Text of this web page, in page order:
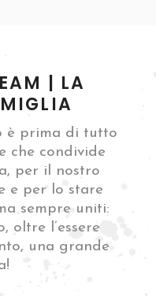
| LA
è prima di tutto
che condivide
per il nostro
e per lo stare
sempre uniti:
oltre l’essere
una grande